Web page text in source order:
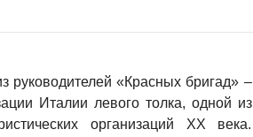
руководителей «Красных бригад» –
Италии левого толка, одной из
организаций XX века.